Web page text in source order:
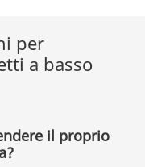
per
a basso
il proprio